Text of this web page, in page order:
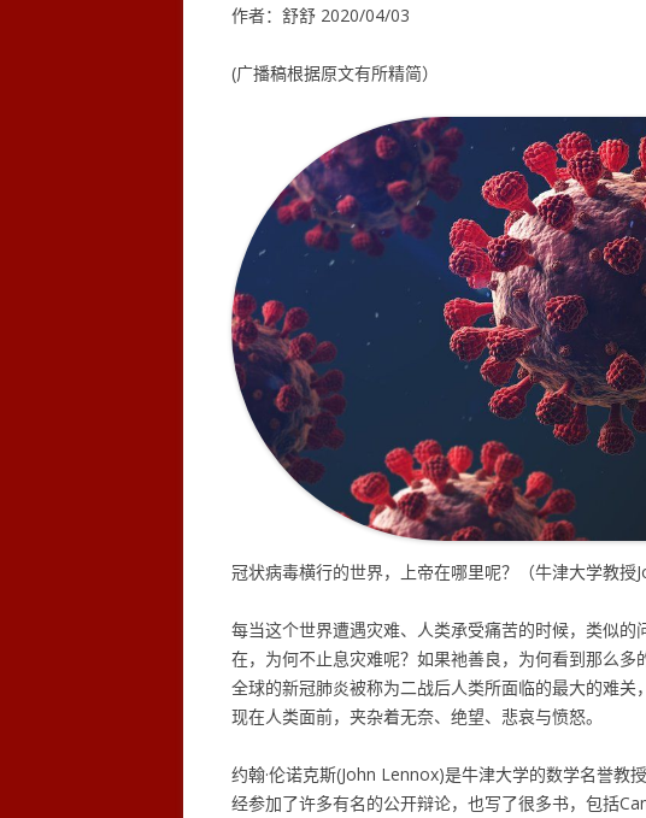
作者：舒舒 2020/04/03
(广播稿根据原文有所精简）
冠状病毒横行的世界，上帝在哪里呢？（牛津大学教授
每当这个世界遭遇灾难、人类承受痛苦的时候，类似
在，为何不止息灾难呢？如果祂善良，为何看到那么
全球的新冠肺炎被称为二战后人类所面临的最大的难
现在人类面前，夹杂着无奈、绝望、悲哀与愤怒。
约翰·伦诺克斯(John Lennox)是牛津大学的数学名誉教
经参加了许多有名的公开辩论，也写了很多书，包括